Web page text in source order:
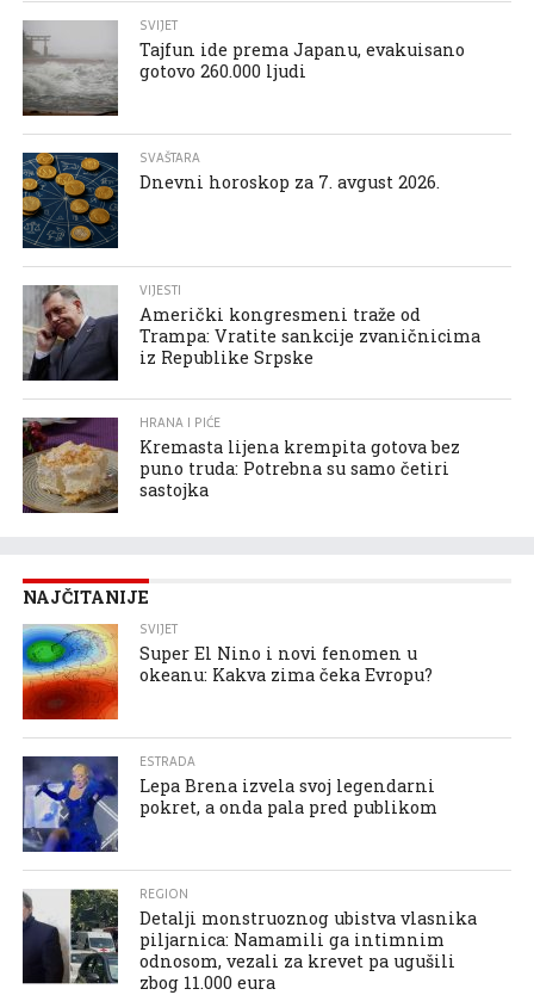
SVIJET
Tajfun ide prema Japanu, evakuisano
gotovo 260.000 ljudi
SVAŠTARA
Dnevni horoskop za 7. avgust 2026.
VIJESTI
Američki kongresmeni traže od
Trampa: Vratite sankcije zvaničnicima
iz Republike Srpske
HRANA I PIĆE
Kremasta lijena krempita gotova bez
puno truda: Potrebna su samo četiri
sastojka
NAJČITANIJE
SVIJET
Super El Nino i novi fenomen u
okeanu: Kakva zima čeka Evropu?
ESTRADA
Lepa Brena izvela svoj legendarni
pokret, a onda pala pred publikom
REGION
Detalji monstruoznog ubistva vlasnika
piljarnica: Namamili ga intimnim
odnosom, vezali za krevet pa ugušili
zbog 11.000 eura